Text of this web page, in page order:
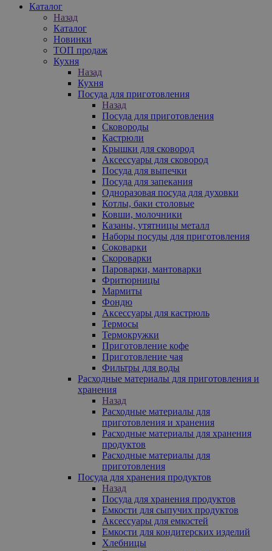
Каталог
Назад
Каталог
Новинки
ТОП продаж
Кухня
Назад
Кухня
Посуда для приготовления
Назад
Посуда для приготовления
Сковороды
Кастрюли
Крышки для сковород
Аксессуары для сковород
Посуда для выпечки
Посуда для запекания
Одноразовая посуда для духовки
Котлы, баки столовые
Ковши, молочники
Казаны, утятницы металл
Наборы посуды для приготовления
Соковарки
Скороварки
Пароварки, мантоварки
Фритюрницы
Мармиты
Фондю
Аксессуары для кастрюль
Термосы
Термокружки
Приготовление кофе
Приготовление чая
Фильтры для воды
Расходные материалы для приготовления и
хранения
Назад
Расходные материалы для
приготовления и хранения
Расходные материалы для хранения
продуктов
Расходные материалы для
приготовления
Посуда для хранения продуктов
Назад
Посуда для хранения продуктов
Емкости для сыпучих продуктов
Аксессуары для емкостей
Емкости для кондитерских изделий
Хлебницы